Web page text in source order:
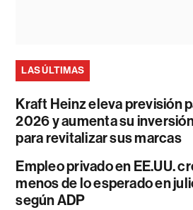
LAS ÚLTIMAS
Kraft Heinz eleva previsión
2026 y aumenta su
para revitalizar sus marcas
Empleo privado en EE.UU.
menos de lo esperado en
según ADP